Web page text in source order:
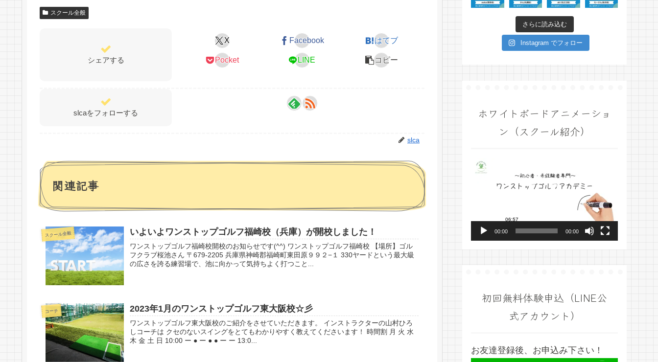
スクール全般
シェアする
X Facebook はてブ
Pocket LINE コピー
slcaをフォローする
slca
関連記事
スクール全般 いよいよワンストップゴルフ福崎校（兵庫）が開校しました！
ワンストップゴルフ福崎校開校のお知らせです(^^) ワンストップゴルフ福崎校 【場所】ゴル
フクラブ桜池さん 〒679-2205 兵庫県神崎郡福崎町東田原９９２−１ 330ヤードという最大級
の広さを誇る練習場で、池に向かって気持ちよく打つこと...
コーチ 2023年1月のワンストップゴルフ東大阪校☆彡
ワンストップゴルフ東大阪校のご紹介をさせていただきます。 インストラクターの山村ひろ
しコーチは クセのないスイングをとてもわかりやすく教えてくださいます！ 時間割 月 火 水
木 金 土 日 10:00 ー ● ー ● ● ー ー 13:0...
さらに読み込む
Instagram でフォロー
ホワイトボードアニメーショ
ン（スクール紹介）
動
ヤ
00:00 00:00
初回無料体験申込（LINE公
式アカウント）
お友達登録後、お申込み下さい！